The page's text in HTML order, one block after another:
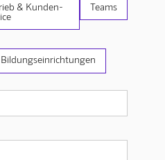
& Kunden-
Teams